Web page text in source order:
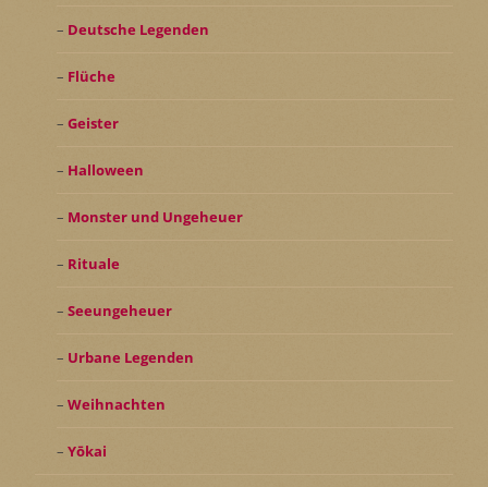
Deutsche Legenden
Flüche
Geister
Halloween
Monster und Ungeheuer
Rituale
Seeungeheuer
Urbane Legenden
Weihnachten
Yōkai